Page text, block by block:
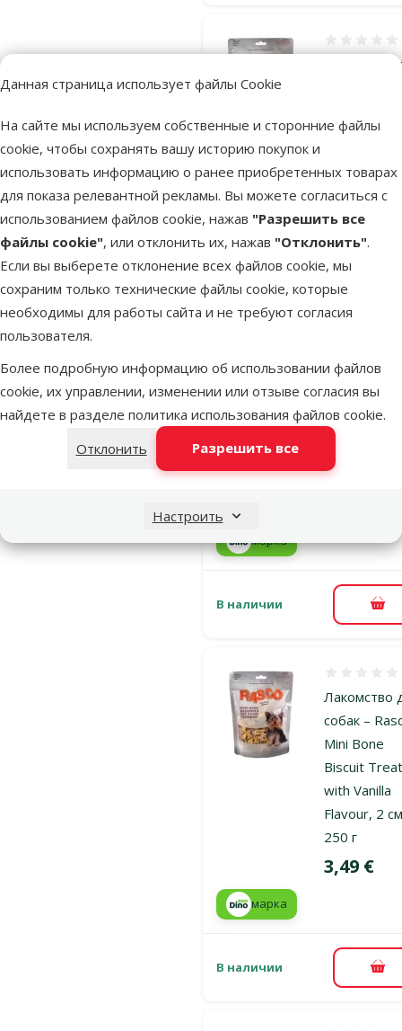
Данная страница использует файлы Cookie
На сайте мы используем собственные и сторонние файлы
cookie, чтобы сохранять вашу историю покупок и
использовать информацию о ранее приобретенных товарах
для показа релевантной рекламы. Вы можете согласиться с
использованием файлов cookie, нажав "Разрешить все
файлы cookie", или отклонить их, нажав "Отклонить".
Если вы выберете отклонение всех файлов cookie, мы
сохраним только технические файлы cookie, которые
необходимы для работы сайта и не требуют согласия
пользователя.
Более подробную информацию об использовании файлов
cookie, их управлении, изменении или отзыве согласия вы
найдете в разделе политика использования файлов cookie.
Отклонить
Разрешить все
Настроить
Лакомство
with Ham,
Цена
марка
В наличии
Лакомство
Maxi
см, 450 г
Оценка 0%
марка
В наличии В
Лакомство
собак –
Mini Bone
Biscuit
with Vanilla
Flavour, 2
250 г
Цена
3,49 €
марка
В наличии В